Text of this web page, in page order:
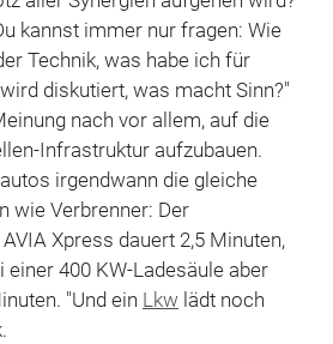
kannst immer nur fragen: Wie
Technik, was habe ich für
diskutiert, was macht Sinn?"
nach vor allem, auf die
Infrastruktur aufzubauen.
irgendwann die gleiche
wie Verbrenner: Der
Xpress dauert 2,5 Minuten,
einer 400 KW-Ladesäule aber
"Und ein Lkw lädt noch